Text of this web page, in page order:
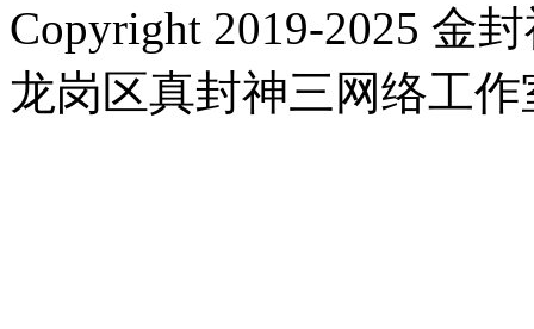
Copyright 2019-2025 金
龙岗区真封神三网络工